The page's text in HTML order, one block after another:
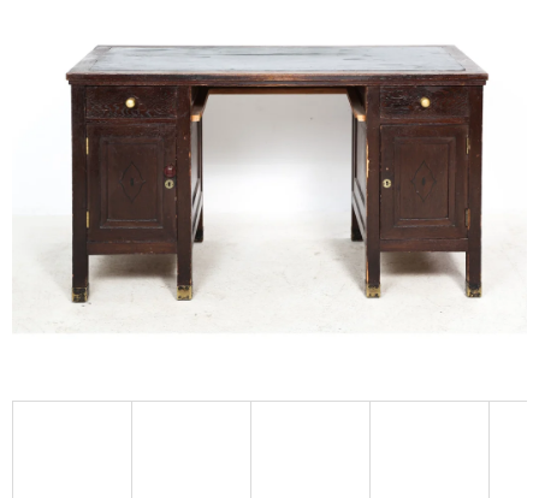
hvězdiček.